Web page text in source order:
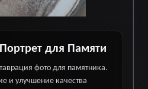
для Памяти
фото для памятника.
и улучшение качества